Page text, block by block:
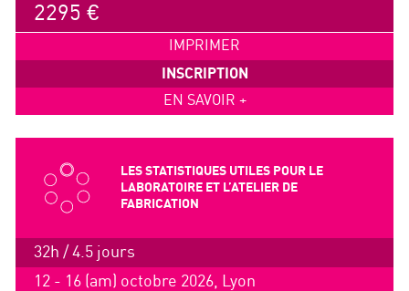
2295 €
IMPRIMER
INSCRIPTION
EN SAVOIR +
LES STATISTIQUES UTILES POUR LE
LABORATOIRE ET L’ATELIER DE
FABRICATION
32h / 4.5 jours
12 - 16 (am) octobre 2026, Lyon